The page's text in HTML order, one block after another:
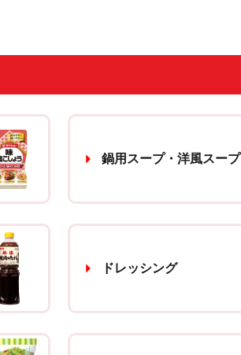
鍋用スープ・洋風スープ
ドレッシング